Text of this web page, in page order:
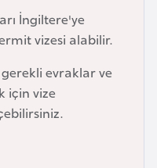
İngiltere'ye
vizesi alabilir.
evraklar ve
için vize